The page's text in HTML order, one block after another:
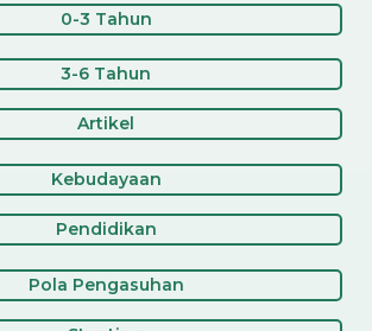
0-3 Tahun
3-6 Tahun
Artikel
Kebudayaan
Pendidikan
Pola Pengasuhan